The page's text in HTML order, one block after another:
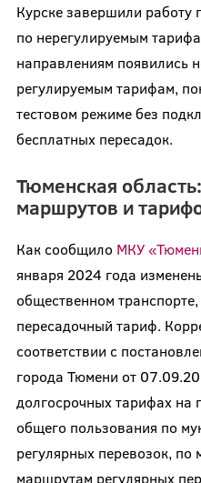
Курске завершили
по нерегулируемым
направлениям появились
регулируемым тарифам,
тестовом режиме без
бесплатных пересадок.
Тюменская
маршрутов и
Как сообщило МКУ
января 2024 года
общественном
пересадочный тариф.
соответствии с
города Тюмени от
долгосрочных тарифах на
общего пользования по
регулярных перевозок,
маршрутам регулярных